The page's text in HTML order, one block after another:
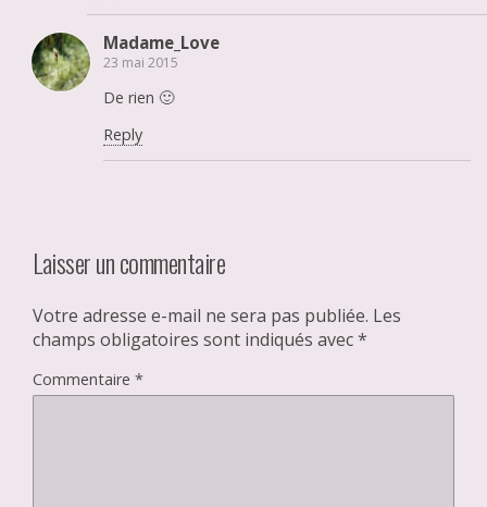
Madame_Love
23 mai 2015
De rien 🙂
Reply
Laisser un commentaire
Votre adresse e-mail ne sera pas publiée. Les
champs obligatoires sont indiqués avec*
Commentaire *